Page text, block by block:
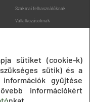
Szakmai felhasználóknak
Vállalkozásoknak
Oldaltérkép
sütiket (cookie-k)
sütik) és a
gyűjtése
információkért